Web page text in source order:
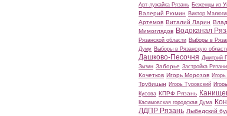
Арт-лужайка Рязань Беженцы из
Валерий Рюмин Виктор
Артемов Виталий Ларин
Мимоглядов Водоканал
Рязанской области Выборы в
Думу Выборы в Рязанскую
Дашково-Песочня Дмитрий
Зызин Заборье Застройка Рязани
Кочетков Игорь Морозов
Трубицын Игорь Туровский
Кусова КПРФ Рязань
Касимовская городская Дума
ЛДПР Рязань Лыбедский